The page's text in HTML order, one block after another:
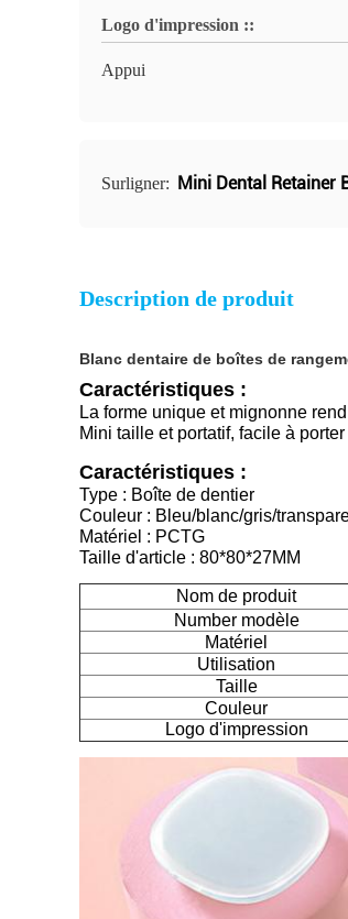
Logo d'impression ::
Appui
Surligner: Mini Dental Retainer
Description de produit
Blanc dentaire de boîtes de
Caractéristiques :
La forme unique et mignonne
Mini taille et portatif, facile à
Caractéristiques :
Type : Boîte de dentier
Couleur : Bleu/blanc/gris/
Matériel : PCTG
Taille d'article : 80*80*27MM
Nom de produit
Number modèle
Matériel
Utilisation
Taille
Couleur
Logo d'impression